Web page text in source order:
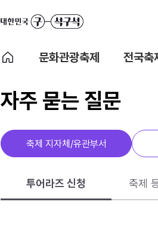
문화관광축제 전국축
자주 묻는 질문
축제 지자체/유관부서
투어라즈 신청 축제